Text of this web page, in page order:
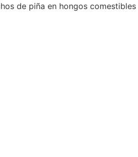
de piña en hongos comestibles